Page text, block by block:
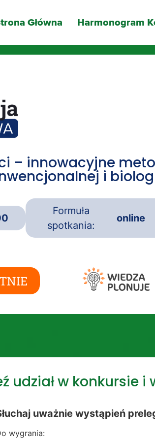
Główna Harmonogram
– innowacyjne
i
Formuła
spotkania:
online
udział w konkursie i
uważnie wystąpień
wygrania: